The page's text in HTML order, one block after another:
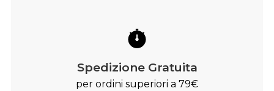
Spedizione Gratuita
per ordini superiori a 79€